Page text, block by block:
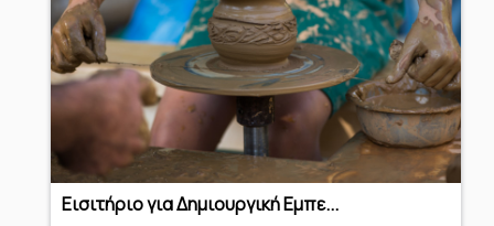
Εισιτήριο για Δημιουργική Εμπε...